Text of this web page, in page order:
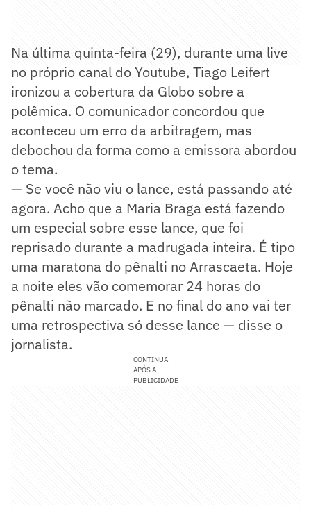
Na última quinta-feira (29), durante uma live
no próprio canal do Youtube, Tiago Leifert
ironizou a cobertura da Globo sobre a
polêmica. O comunicador concordou que
aconteceu um erro da arbitragem, mas
debochou da forma como a emissora abordou
o tema.
— Se você não viu o lance, está passando até
agora. Acho que a Maria Braga está fazendo
um especial sobre esse lance, que foi
reprisado durante a madrugada inteira. É tipo
uma maratona do pênalti no Arrascaeta. Hoje
a noite eles vão comemorar 24 horas do
pênalti não marcado. E no final do ano vai ter
uma retrospectiva só desse lance — disse o
jornalista.
CONTINUA
APÓS A
PUBLICIDADE